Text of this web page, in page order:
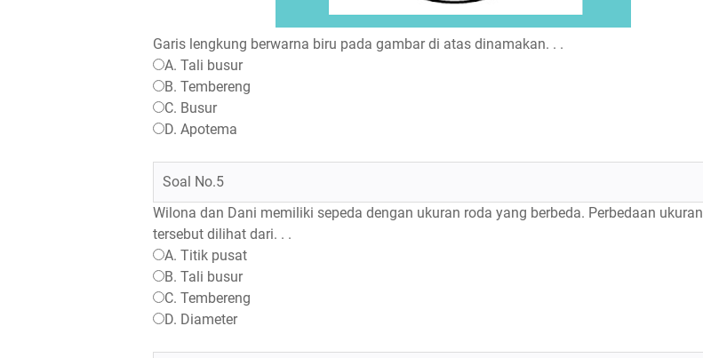
Garis lengkung berwarna biru pada gambar di atas dinamakan. . .
A. Tali busur
B. Tembereng
C. Busur
D. Apotema
Soal No.5
Wilona dan Dani memiliki sepeda dengan ukuran roda yang berbeda. Perbedaan ukuran
tersebut dilihat dari. . .
A. Titik pusat
B. Tali busur
C. Tembereng
D. Diameter